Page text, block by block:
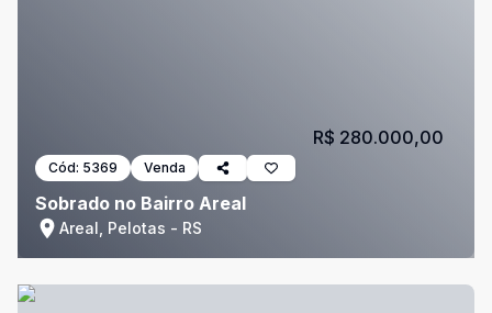
Cód: 5369 Venda
Sobrado no Bairro Areal
Areal, Pelotas - RS
R$ 280.000,00